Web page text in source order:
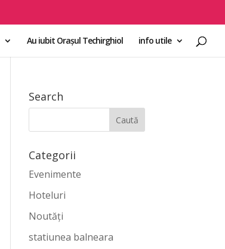
Au iubit Orașul Techirghiol info utile
Search
Categorii
Evenimente
Hoteluri
Noutăți
statiunea balneara